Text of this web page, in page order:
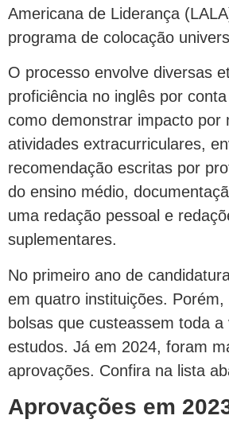
Americana de Liderança
programa de colocação
O processo envolve diversas
proficiência no inglês por
como demonstrar impacto por
atividades extracurriculares,
recomendação escritas por
do ensino médio,
uma redação pessoal e
suplementares.
No primeiro ano de
em quatro instituições. Porém,
bolsas que custeassem toda a
estudos. Já em 2024, foram
aprovações. Confira na lista
Aprovações em